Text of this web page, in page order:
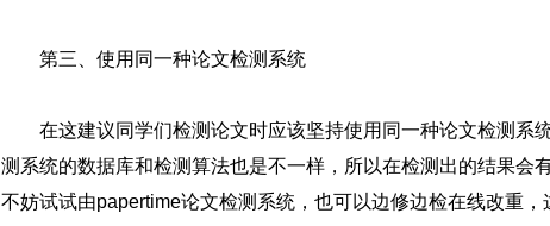
第三、使用同一种论文检测系统
在这建议同学们检测论文时应该坚持使用同一种论文检测系
测系统的数据库和检测算法也是不一样，所以在检测出的结果会
不妨试试由papertime论文检测系统，也可以边修边检在线改重